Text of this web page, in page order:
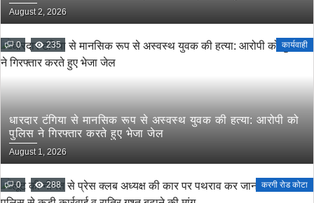
लोरमी शहरी अध्यक्ष
August 2, 2026
0 235 कार्यवाही
धारदार टंगिया से मानसिक रूप से अस्वस्थ युवक की हत्या: आरोपी को
पुलिस ने गिरफ्तार करते हुए भेजा जेल
August 1, 2026
0 288 करगी रोड कोटा